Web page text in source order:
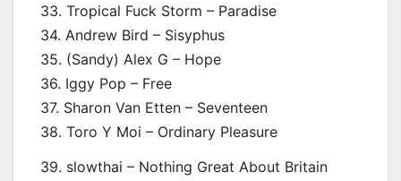
33. Tropical Fuck Storm – Paradise
34. Andrew Bird – Sisyphus
35. (Sandy) Alex G – Hope
36. Iggy Pop – Free
37. Sharon Van Etten – Seventeen
38. Toro Y Moi – Ordinary Pleasure
39. slowthai – Nothing Great About Britain